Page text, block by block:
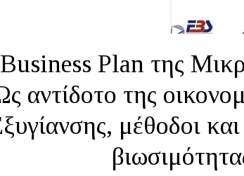
Plan της
αντίδοτο της
μέθοδοι